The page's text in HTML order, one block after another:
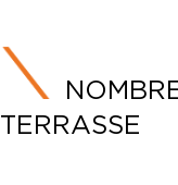
TERRASSE